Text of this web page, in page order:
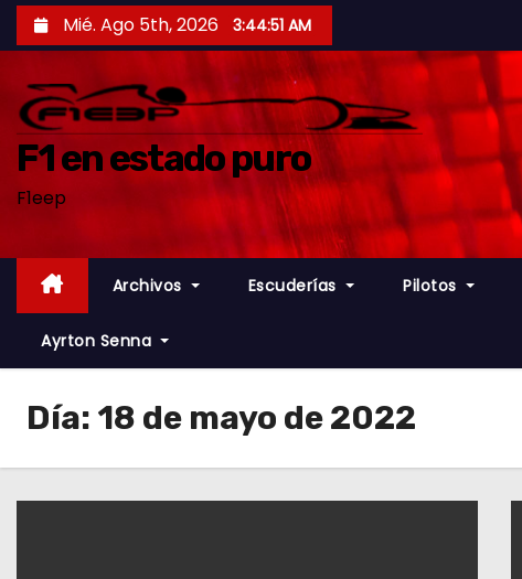
a
c
Mié. Ago 5th, 2026 3:44:52 AM
F1 en estado puro
F1eep
Archivos Escuderías Pilotos
Ayrton Senna
Día: 18 de mayo de 2022